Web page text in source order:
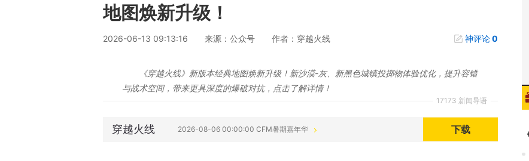
地图焕新升级！
2026-06-13 09:13:16 来源：公众号 作者：穿越火线 神评论0
17173 新闻导语
《穿越火线》新版本经典地图焕新升级！新沙漠-灰、新黑色城镇投掷物体验优化，提升容错
与战术空间，带来更具深度的爆破对抗，点击了解详情！
穿越火线 2026-08-06 00:00:00 CFM暑期嘉年华 下载